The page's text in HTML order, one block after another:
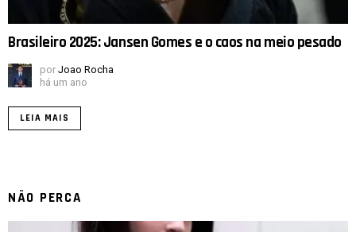
Brasileiro 2025: Jansen Gomes e o caos na meio pesado
por Joao Rocha
há um ano
LEIA MAIS
NÃO PERCA